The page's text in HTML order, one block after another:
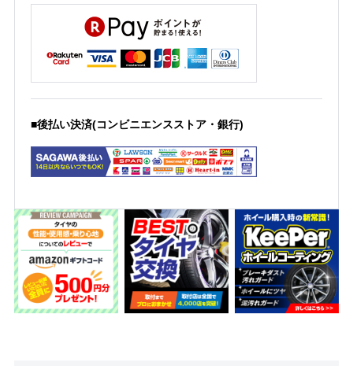
■後払い決済(コンビニエンスストア・銀行)